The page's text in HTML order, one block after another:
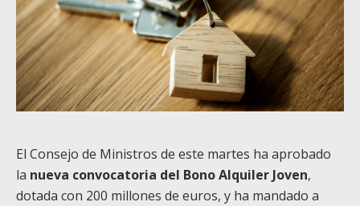
El Consejo de Ministros de este martes ha aprobado
la nueva convocatoria del Bono Alquiler Joven,
dotada con 200 millones de euros, y ha mandado a